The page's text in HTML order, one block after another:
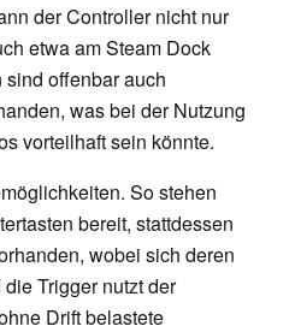
der Controller nicht nur
etwa am Steam Dock
offenbar auch
was bei der Nutzung
vorteilhaft sein könnte.
So stehen
bereit, stattdessen
wobei sich deren
Trigger nutzt der
Drift belastete